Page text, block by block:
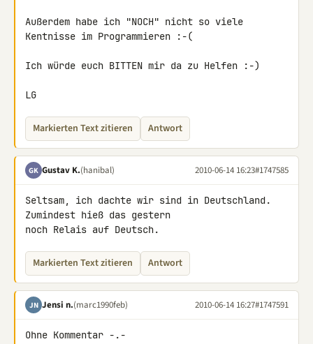
Außerdem habe ich "NOCH" nicht so viele
Kentnisse im Programmieren :-(
Ich würde euch BITTEN mir da zu Helfen :-)
LG
Markierten Text zitieren Antwort
GK Gustav K.(hanibal) 2010-06-14 16:23#1747585
Seltsam, ich dachte wir sind in Deutschland.
Zumindest hieß das gestern
noch Relais auf Deutsch.
Markierten Text zitieren Antwort
JN Jensi n.(marc1990feb) 2010-06-14 16:27#1747591
Ohne Kommentar -.-